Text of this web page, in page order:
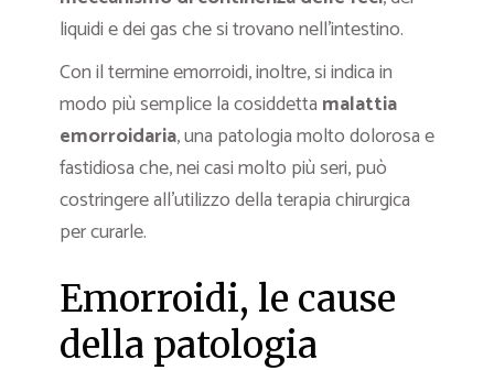
liquidi e dei gas che si trovano nell’intestino.
Con il termine emorroidi, inoltre, si indica in
modo più semplice la cosiddetta malattia
emorroidaria, una patologia molto dolorosa e
fastidiosa che, nei casi molto più seri, può
costringere all’utilizzo della terapia chirurgica
per curarle.
Emorroidi, le cause
della patologia